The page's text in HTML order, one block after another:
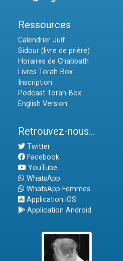
Ressources
Calendrier Juif
Sidour (livre de prière)
Horaires de Chabbath
Livres Torah-Box
Inscription
Podcast Torah-Box
English Version
Retrouvez-nous...
Twitter
Facebook
YouTube
WhatsApp
WhatsApp Femmes
Application iOS
Application Android